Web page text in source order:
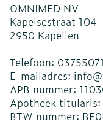
OMNIMED NV
Kapelsestraat 104
2950 Kapellen
Telefoon:
E-mailadres: info@
APB nummer:
Apotheek titularis:
BTW nummer: